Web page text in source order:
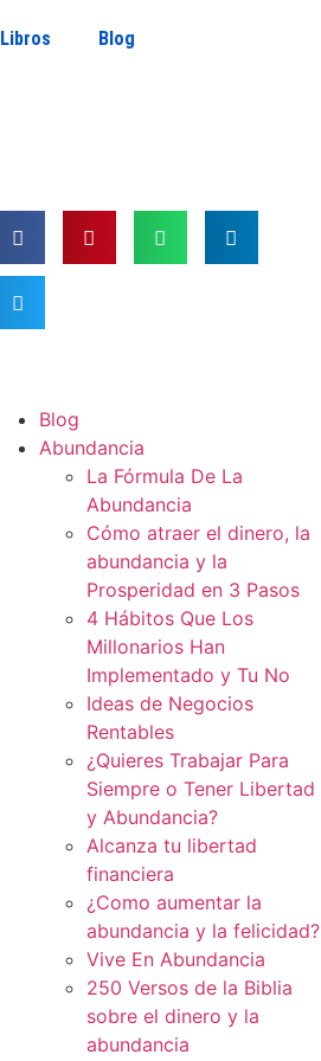
Libros Blog
Blog
Abundancia
La Fórmula De La
Abundancia
Cómo atraer el dinero, la
abundancia y la
Prosperidad en 3 Pasos
4 Hábitos Que Los
Millonarios Han
Implementado y Tu No
Ideas de Negocios
Rentables
¿Quieres Trabajar Para
Siempre o Tener Libertad
y Abundancia?
Alcanza tu libertad
financiera
¿Como aumentar la
abundancia y la felicidad?
Vive En Abundancia
250 Versos de la Biblia
sobre el dinero y la
abundancia